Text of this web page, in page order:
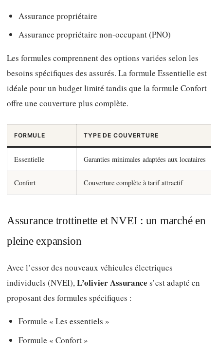
Assurance propriétaire
Assurance propriétaire non-occupant (PNO)
Les formules comprennent des options variées selon les
besoins spécifiques des assurés. La formule Essentielle est
idéale pour un budget limité tandis que la formule Confort
offre une couverture plus complète.
FORMULE TYPE DE COUVERTURE
Essentielle Garanties minimales adaptées aux locataires
Confort Couverture complète à tarif attractif
Assurance trottinette et NVEI : un marché en
pleine expansion
Avec l’essor des nouveaux véhicules électriques
individuels (NVEI),L’olivier Assurance s’est adapté en
proposant des formules spécifiques :
Formule « Les essentiels »
Formule « Confort »